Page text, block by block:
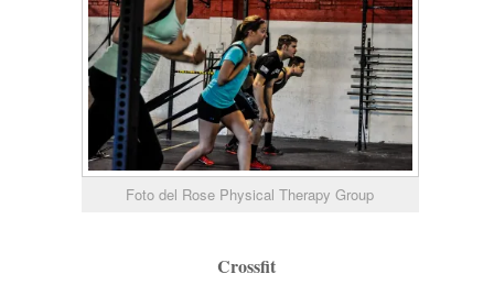
Foto del Rose Physical Therapy Group
Crossfit